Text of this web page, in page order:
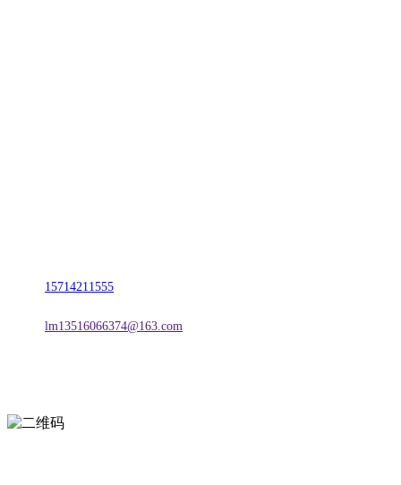
15714211555
lm13516066374@163.com